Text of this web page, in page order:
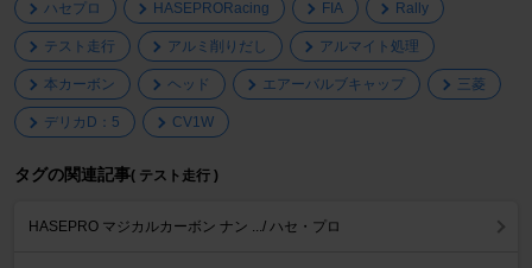
ハセプロ HASEPRORacing FIA Rally
テスト走行 アルミ削りだし アルマイト処理
本カーボン ヘッド エアーバルブキャップ 三菱
デリカD：5 CV1W
タグの関連記事( テスト走行 )
HASEPRO マジカルカーボン ナン .../ ハセ・プロ